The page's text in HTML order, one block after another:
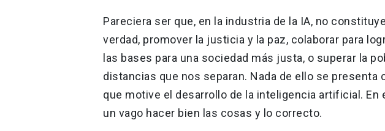
Pareciera ser que, en la industria de la IA, no
verdad, promover la justicia y la paz, colaborar para
las bases para una sociedad más justa, o superar la
distancias que nos separan. Nada de ello se presenta
que motive el desarrollo de la inteligencia artificial. En
un vago hacer bien las cosas y lo correcto.